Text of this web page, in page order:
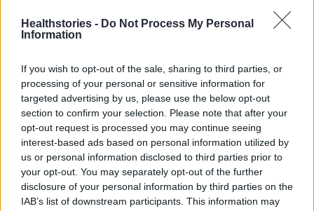
Healthstories - Do Not Process My Personal
Information
If you wish to opt-out of the sale, sharing to third parties, or
processing of your personal or sensitive information for
targeted advertising by us, please use the below opt-out
section to confirm your selection. Please note that after your
opt-out request is processed you may continue seeing
interest-based ads based on personal information utilized by
us or personal information disclosed to third parties prior to
your opt-out. You may separately opt-out of the further
disclosure of your personal information by third parties on the
IAB’s list of downstream participants. This information may
ΕΙΔΉΣΕΙΣ
τζόγο
ΙΣΤΟΡΊΕΣ ΥΓΕΊΑΣ
Η τηλεφωνική γραμμή 1114 του
ΚΕΘΕΑ για τον τζόγο δεν
απαντά πλέον
1 Φεβρουαρίου 2023
ΚΕΘΕΑ: Νέος ξενώνας 24ωρης
λειτουργίας, στις γυναικείες
φυλακές του Ελαιώνα